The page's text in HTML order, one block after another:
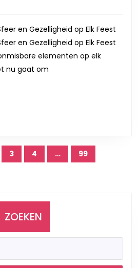
op
Elk
en Gezelligheid op Elk Feest
en Gezelligheid op Elk Feest
elementen op elk
nu gaat om
3 4 …
99
ZOEKEN